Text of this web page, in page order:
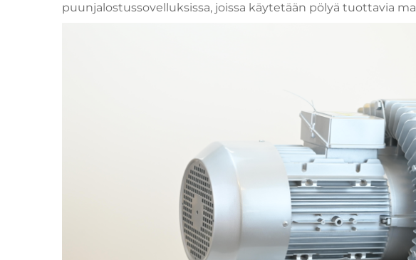
puunjalostussovelluksissa, joissa käytetään pölyä tuottavia